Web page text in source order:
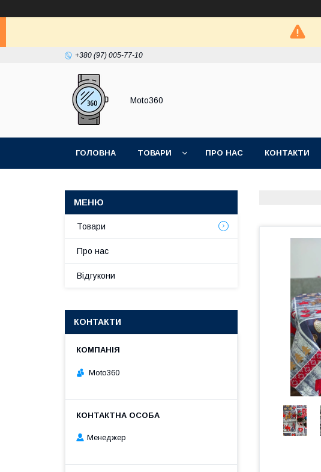
+380 (97) 005-77-10
Moto360
ГОЛОВНА ТОВАРИ ПРО НАС КОНТАКТИ
Товари
Про нас
Відгукони
КОНТАКТИ
Moto360
Менеджер